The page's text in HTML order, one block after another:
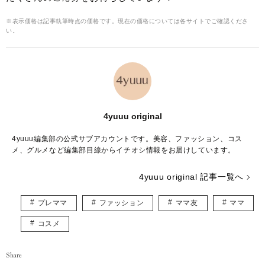
※表示価格は記事執筆時点の価格です。現在の価格については各サイトでご確認くださ
い。
4yuuu original
4yuuu編集部の公式サブアカウントです。美容、ファッション、コス
メ、グルメなど編集部目線からイチオシ情報をお届けしています。
4yuuu original 記事一覧へ
プレママ ファッション ママ友 ママ
コスメ
Share